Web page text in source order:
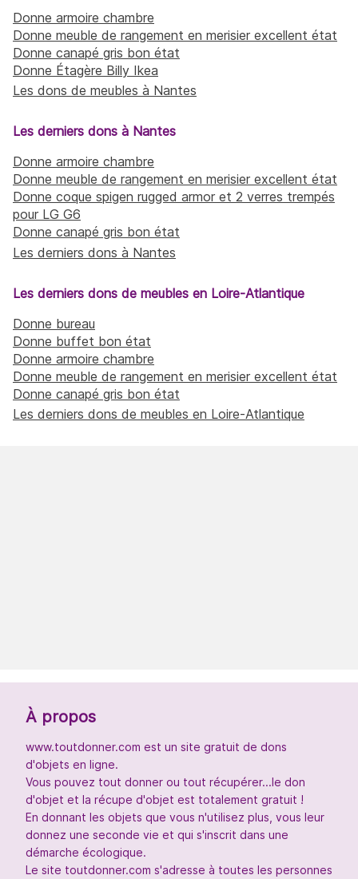
Donne armoire chambre
Donne meuble de rangement en merisier excellent état
Donne canapé gris bon état
Donne Étagère Billy Ikea
Les dons de meubles à Nantes
Les derniers dons à Nantes
Donne armoire chambre
Donne meuble de rangement en merisier excellent état
Donne coque spigen rugged armor et 2 verres trempés
pour LG G6
Donne canapé gris bon état
Les derniers dons à Nantes
Les derniers dons de meubles en Loire-Atlantique
Donne bureau
Donne buffet bon état
Donne armoire chambre
Donne meuble de rangement en merisier excellent état
Donne canapé gris bon état
Les derniers dons de meubles en Loire-Atlantique
À propos
www.toutdonner.com est un site gratuit de dons
d'objets en ligne.
Vous pouvez tout donner ou tout récupérer...le don
d'objet et la récupe d'objet est totalement gratuit !
En donnant les objets que vous n'utilisez plus, vous leur
donnez une seconde vie et qui s'inscrit dans une
démarche écologique.
Le site toutdonner.com s'adresse à toutes les personnes